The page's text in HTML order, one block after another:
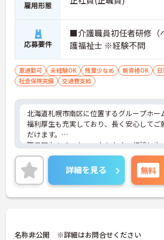
雇用形態
応募要件
■介護職員初任者研修（
護福祉士 ※経験不問
車通勤可 未経験OK 残業少なめ 無資格OK
社会保険完備
交通費支給
北海道札幌市南区に位置するグループホー
福利厚生も充実しており、長く安心してご
だけます。
職員同士のチームワークもよく、相談しや
です。
ご興味のある方には、面接対策ポイントな
に詳細をお話しいたしますのでお気軽にご
さい！
詳細を見る 無料
名称非公開 ※詳細はお問合せください